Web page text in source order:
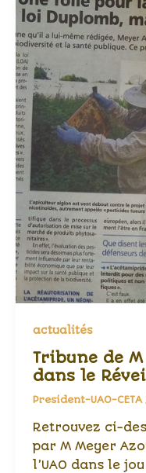
actualités
Tribune de
dans le
President-UAO-CETA
Retrouvez ci-
par M Meyer
l’UAO dans le